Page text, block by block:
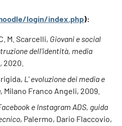
login/index.php):
M. Scarcelli, Giovani e social
dell'identità, media
2020.
L' evoluzione dei media e
, Milano Franco Angeli, 2009.
e Instagram ADS, guida
, Palermo, Dario Flaccovio,